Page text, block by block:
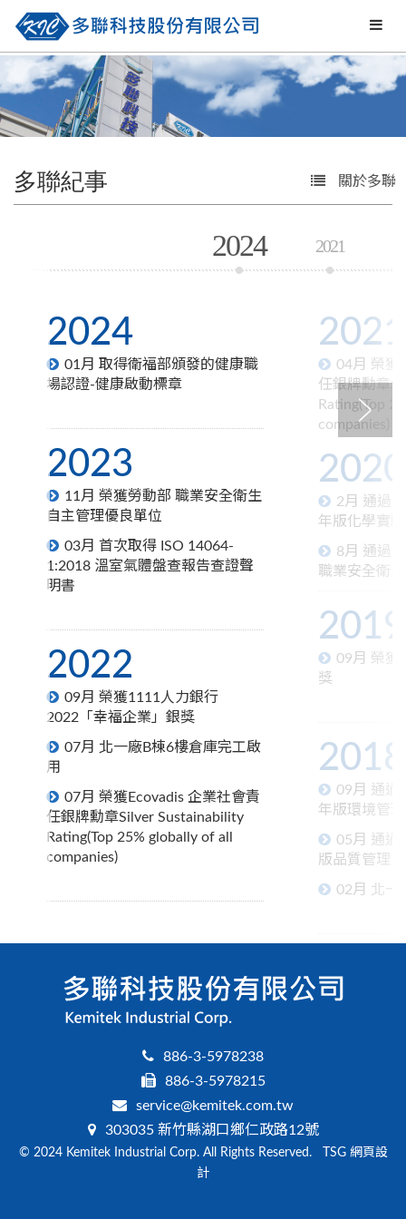
多聯紀事 關於多聯
2024 2021
2024
01月 取得衛福部頒發的健康職
場認證-健康啟動標章
2023
11月 榮獲勞動部 職業安全衛生
自主管理優良單位
03月 首次取得 ISO 14064-
1:2018 溫室氣體盤查報告查證聲
明書
2022
09月 榮獲1111人力銀行
2022「幸福企業」銀獎
07月 北一廠B棟6樓倉庫完工啟
用
07月 榮獲Ecovadis 企業社會責
任銀牌勳章Silver Sustainability
Rating(Top 25% globally of all
companies)
2021
04月 榮獲
任銀牌勳章
Rating(Top
companies)
2020
2月 通過
年版化學實
8月 通過
職業安全衛
2019
09月 榮獲
獎
2018
09月 通過
年版環境管
05月 通過
版品質管理
02月 北一
886-3-5978238
886-3-5978215
service@kemitek.com.tw
303035 新竹縣湖口鄉仁政路12號
© 2024 Kemitek Industrial Corp. All Rights Reserved. TSG 網頁設
計